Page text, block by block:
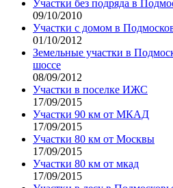
Участки без подряда в
09/10/2010
Участки с домом в
01/10/2012
Земельные участки в
шоссе
08/09/2012
Участки в поселке ИЖС
17/09/2015
Участки 90 км от МКАД
17/09/2015
Участки 80 км от Москвы
17/09/2015
Участки 80 км от мкад
17/09/2015